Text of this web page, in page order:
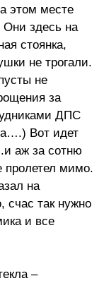
этом месте
Они здесь на
стоянка,
не трогали.
не
за
ДПС
Вот идет
аж за сотню
пролетел мимо.
на
счас так нужно
и все
–